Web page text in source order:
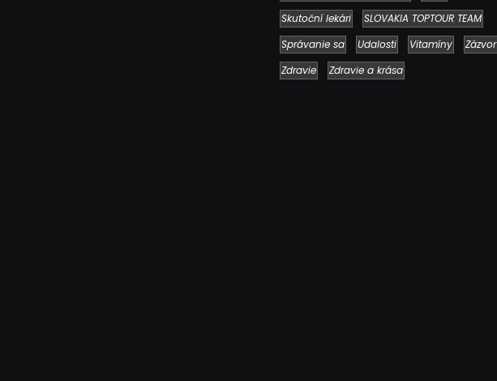
Skutoční lekári
SLOVAKIA TOPTOUR TEAM
Správanie sa
Udalosti Vitamíny
Zázvor
Zdravie
Zdravie a krása